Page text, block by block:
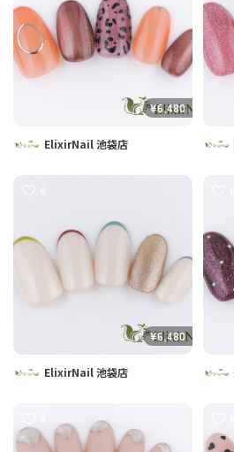
¥6,480
ElixirNail 池袋店
¥6,480
ElixirNail 池袋店